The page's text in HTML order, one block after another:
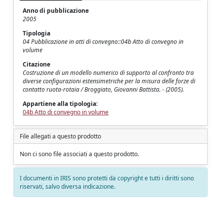
Anno di pubblicazione
2005
Tipologia
04 Pubblicazione in atti di convegno::04b Atto di convegno in
volume
Citazione
Costruzione di un modello numerico di supporto al confronto tra
diverse configurazioni estensimetriche per la misura delle forze di
contatto ruota-rotaia / Broggiato, Giovanni Battista. - (2005).
Appartiene alla tipologia:
04b Atto di convegno in volume
File allegati a questo prodotto
Non ci sono file associati a questo prodotto.
I documenti in IRIS sono protetti da copyright e tutti i diritti sono
riservati, salvo diversa indicazione.